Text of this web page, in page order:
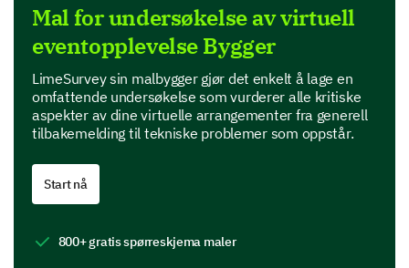
content:
Scale: 1-Strongly Disagree, 2-Disagree, 3-
Neutral, 4-Agree, 5-Strongly Agree
1 2
The content was engaging.
Mal for undersøkelse av virtuell
eventopplevelse Bygger
LimeSurvey sin malbygger gjør det enkelt å lage en
omfattende undersøkelse som vurderer alle kritiske
aspekter av dine virtuelle arrangementer fra generell
tilbakemelding til tekniske problemer som oppstår.
Start nå
800+ gratis spørreskjema maler